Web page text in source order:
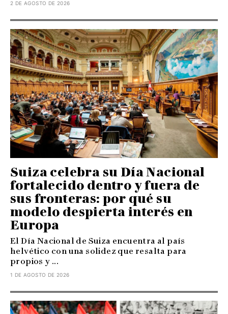
2 DE AGOSTO DE 2026
Suiza celebra su Día Nacional
fortalecido dentro y fuera de
sus fronteras: por qué su
modelo despierta interés en
Europa
El Día Nacional de Suiza encuentra al país
helvético con una solidez que resalta para
propios y ...
1 DE AGOSTO DE 2026